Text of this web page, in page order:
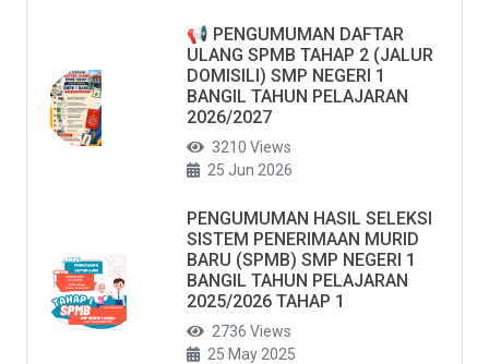
📢 PENGUMUMAN DAFTAR
ULANG SPMB TAHAP 2 (JALUR
DOMISILI) SMP NEGERI 1
BANGIL TAHUN PELAJARAN
2026/2027
3210 Views
25 Jun 2026
PENGUMUMAN HASIL SELEKSI
SISTEM PENERIMAAN MURID
BARU (SPMB) SMP NEGERI 1
BANGIL TAHUN PELAJARAN
2025/2026 TAHAP 1
2736 Views
25 May 2025